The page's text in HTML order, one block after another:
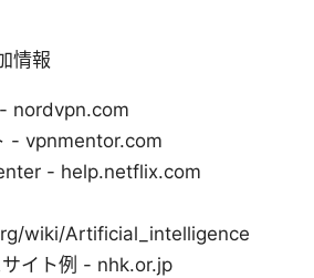
情報
nordvpn.com
- vpnmentor.com
- help.netflix.com
wiki/Artificial_intelligence
サイト例 - nhk.or.jp